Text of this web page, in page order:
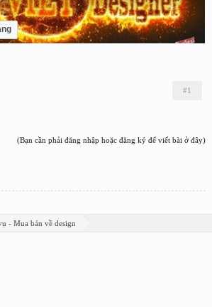
#1
(Bạn cần phải đăng nhập hoặc đăng ký để viết bài ở đây)
- Mua bán về design